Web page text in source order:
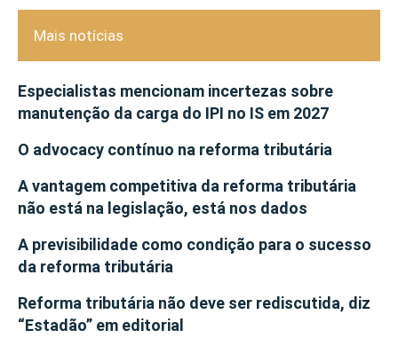
Mais notícias
Especialistas mencionam incertezas sobre
manutenção da carga do IPI no IS em 2027
O advocacy contínuo na reforma tributária
A vantagem competitiva da reforma tributária
não está na legislação, está nos dados
A previsibilidade como condição para o sucesso
da reforma tributária
Reforma tributária não deve ser rediscutida, diz
“Estadão” em editorial